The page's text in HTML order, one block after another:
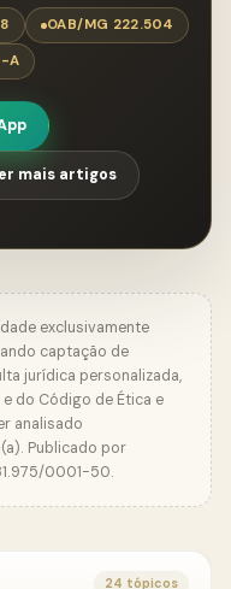
OAB/MG 222.504
A
mais artigos
exclusivamente
captação de
jurídica personalizada,
do Código de Ética e
analisado
Publicado por
0001-50.
24 tópicos